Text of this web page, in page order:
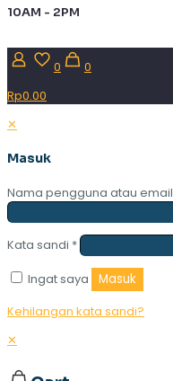
10AM - 2PM
0
0
Rp0.00
✕
Masuk
Nama pengguna atau email
Kata sandi *
Ingat saya
Masuk
Kehilangan kata sandi?
✕